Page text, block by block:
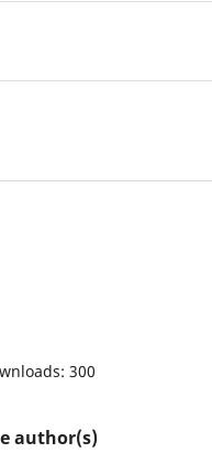
300
author(s)